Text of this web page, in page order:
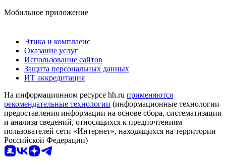
Мобильное приложение
Этика и комплаенс
Оказание услуг
Использование сайтов
Защита персональных данных
ИТ аккредитация
На информационном ресурсе hh.ru применяются
рекомендательные технологии (информационные технологии
предоставления информации на основе сбора, систематизации
и анализа сведений, относящихся к предпочтениям
пользователей сети «Интернет», находящихся на территории
Российской Федерации)